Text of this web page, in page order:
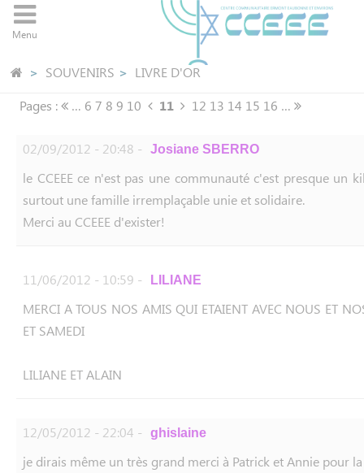
Panneau de gestion des cookies
Menu
SOUVENIRS
LIVRE D'OR
Pages :
… 6 7 8 9 10 11 12 13 14 15 16 …
02/09/2012 - 20:48 - Josiane SBERRO
le CCEEE ce n'est pas une communauté c'est presque un
surtout une famille irremplaçable unie et solidaire.
Merci au CCEEE d'exister!
11/06/2012 - 10:59 - LILIANE
MERCI A TOUS NOS AMIS QUI ETAIENT AVEC NOUS ET
ET SAMEDI
LILIANE ET ALAIN
12/05/2012 - 22:04 - ghislaine
je dirais même un très grand merci à Patrick et Annie pour